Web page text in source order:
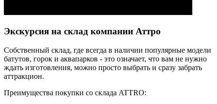
Экскурсия на склад компании Аттро
Cобственный склад, где всегда в наличии популярные модели
батутов, горок и аквапарков - это означает, что вам не нужно
ждать изготовления, можно просто выбрать и сразу забрать
аттракцион.
Преимущества покупки со склада ATTRO: